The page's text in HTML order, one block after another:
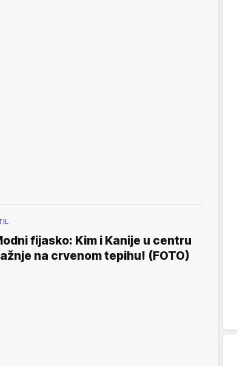
fijasko: Kim i Kanije u centru
na crvenom tepihu! (FOTO)